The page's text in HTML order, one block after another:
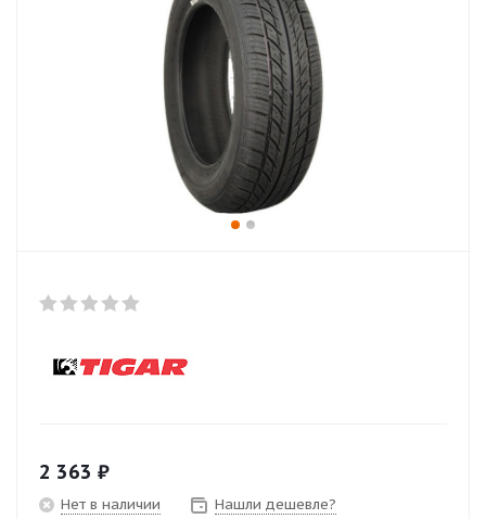
2 363 ₽
Нет в наличии Нашли дешевле?